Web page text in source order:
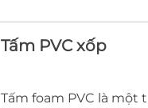
Tấm PVC xốp
Tấm foam PVC là